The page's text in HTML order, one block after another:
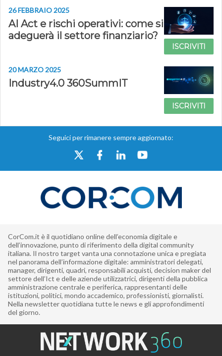
26 FEBBRAIO 2025
AI Act e rischi operativi: come si
adeguerà il settore finanziario?
ISCRIVITI
20 MARZO 2025
Industry4.0 360SummIT
ISCRIVITI
Seguici per rimanere sempre aggiornato:
CorCom.it è il quotidiano online dell’economia digitale e
dell’innovazione, punto di riferimento della digital community
italiana. Il nostro target vanta una connotazione unica e pregiata
nel panorama dell’informazione digitale: amministratori delegati,
manager, dirigenti, quadri, responsabili acquisti, decision maker del
settore dell’Ict e delle aziende utilizzatrici, dirigenti della pubblica
amministrazione centrale e periferica, rappresentanti delle
istituzioni, politici, mondo accademico, professionisti, giornalisti.
Nella newsletter quotidiana tutte le news e gli approfondimenti
del giorno.